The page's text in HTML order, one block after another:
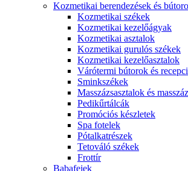
Kozmetikai berendezések és
Kozmetikai székek
Kozmetikai kezelőágyak
Kozmetikai asztalok
Kozmetikai gurulós székek
Kozmetikai kezelőasztalok
Várótermi bútorok és
Sminkszékek
Masszázsasztalok és
Pedikűrtálcák
Promóciós készletek
Spa fotelek
Pótalkatrészek
Tetováló székek
Frottír
Babafejek